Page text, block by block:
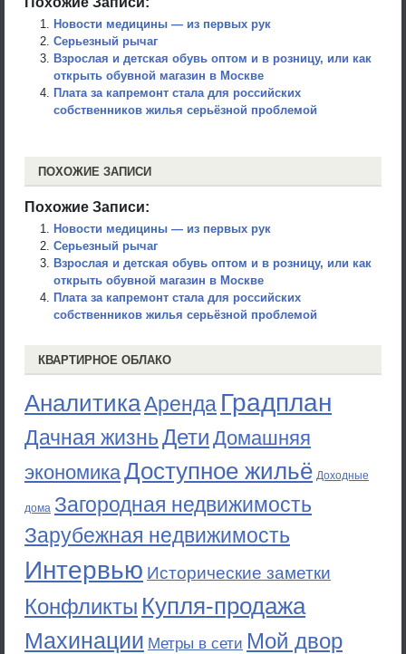
Новости медицины — из первых рук
Серьезный рычаг
Взрослая и детская обувь оптом и в розницу, или как
открыть обувной магазин в Москве
Плата за капремонт стала для российских
собственников жилья серьёзной проблемой
ПОХОЖИЕ ЗАПИСИ
Похожие Записи:
Новости медицины — из первых рук
Серьезный рычаг
Взрослая и детская обувь оптом и в розницу, или как
открыть обувной магазин в Москве
Плата за капремонт стала для российских
собственников жилья серьёзной проблемой
КВАРТИРНОЕ ОБЛАКО
АналитикаАренда Градплан
Дачная жизньДети Домашняя
экономикаДоступное жильё Доходные
дома Загородная недвижимость
Зарубежная недвижимость
Интервью Исторические заметки
Конфликты Купля-продажа
Махинации Метры в сети Мой двор